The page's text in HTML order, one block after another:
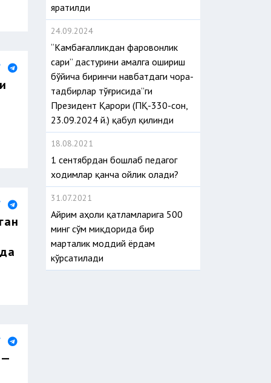
яратилди
24.09.2024
“Камбағалликдан фаровонлик
сари” дастурини амалга ошириш
бўйича биринчи навбатдаги чора-
тадбирлар тўғрисида”ги
Президент Қарори (ПҚ-330-сон,
23.09.2024 й.) қабул қилинди
18.08.2021
1 сентябрдан бошлаб педагог
ходимлар қанча ойлик олади?
31.07.2021
Айрим аҳоли қатламларига 500
минг сўм миқдорида бир
марталик моддий ёрдам
кўрсатилади